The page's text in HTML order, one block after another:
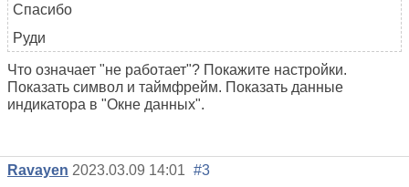
Спасибо
Руди
Что означает "не работает"? Покажите настройки.
Показать символ и таймфрейм. Показать данные
индикатора в "Окне данных".
Ravayen 2023.03.09 14:01 #3